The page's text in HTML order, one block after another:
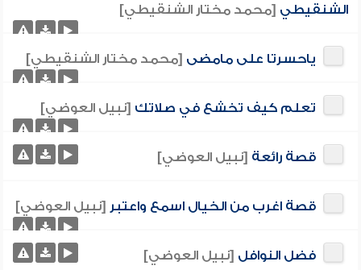
الشنقيطي [محمد مختار الشنقيطي]
ياحسرتا على مامضى [محمد مختار الشنقيطي]
تعلم كيف تخشع في صلاتك [نبيل العوضي]
قصة رائعة [نبيل العوضي]
قصة اغرب من الخيال اسمع واعتبر [نبيل العوضي]
فضل النوافل [نبيل العوضي]